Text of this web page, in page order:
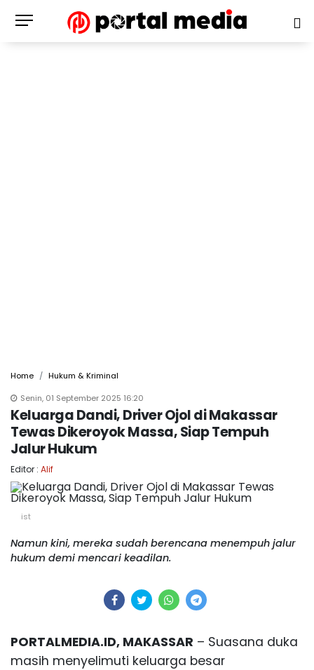
Home
Hukum & Kriminal
Senin, 01 September 2025 16:20
Keluarga Dandi, Driver Ojol di Makassar
Tewas Dikeroyok Massa, Siap Tempuh
Jalur Hukum
Editor : Alif
ist
Namun kini, mereka sudah berencana menempuh jalur
hukum demi mencari keadilan.
PORTALMEDIA.ID, MAKASSAR – Suasana duka
masih menyelimuti keluarga besar